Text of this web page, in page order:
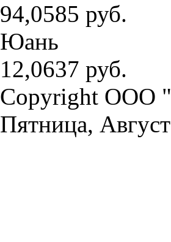
94,0585 руб.
Юань
12,0637 руб.
Copyright
Пятница,